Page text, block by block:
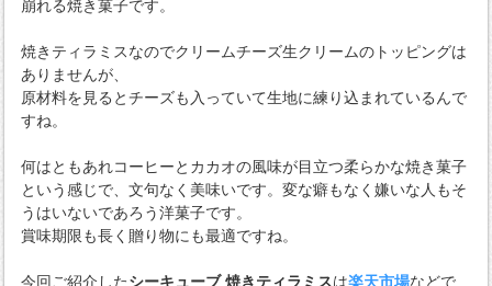
崩れる焼き菓子です。
焼きティラミスなのでクリームチーズ生クリームのトッピングは
ありませんが、
原材料を見るとチーズも入っていて生地に練り込まれているんで
すね。
何はともあれコーヒーとカカオの風味が目立つ柔らかな焼き菓子
という感じで、文句なく美味いです。変な癖もなく嫌いな人もそ
うはいないであろう洋菓子です。
賞味期限も長く贈り物にも最適ですね。
今回ご紹介したシーキューブ 焼きティラミスは楽天市場などで